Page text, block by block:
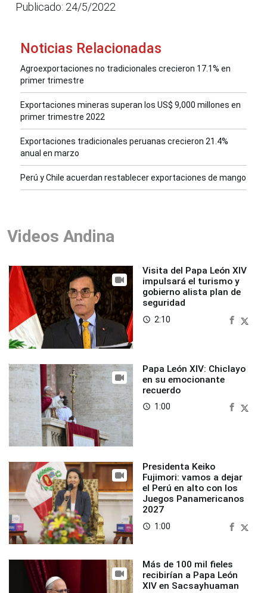
Publicado: 24/5/2022
Noticias Relacionadas
Agroexportaciones no tradicionales crecieron 17.1% en
primer trimestre
Exportaciones mineras superan los US$ 9,000 millones en
primer trimestre 2022
Exportaciones tradicionales peruanas crecieron 21.4%
anual en marzo
Perú y Chile acuerdan restablecer exportaciones de mango
Videos Andina
Visita del Papa León XIV
impulsará el turismo y
gobierno alista plan de
seguridad
access_time 2:10
Papa León XIV: Chiclayo
en su emocionante
recuerdo
access_time 1:00
Presidenta Keiko
Fujimori: vamos a dejar
el Perú en alto con los
Juegos Panamericanos
2027
access_time 1:00
Más de 100 mil fieles
recibirían a Papa León
XIV en Sacsayhuaman